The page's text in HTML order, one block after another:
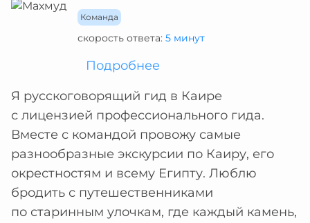
Команда
скорость ответа: 5 минут
Подробнее
Я русскоговорящий гид в Каире
с лицензией профессионального гида.
Вместе с командой провожу самые
разнообразные экскурсии по Каиру, его
окрестностям и всему Египту. Люблю
бродить с путешественниками
по старинным улочкам, где каждый камень,